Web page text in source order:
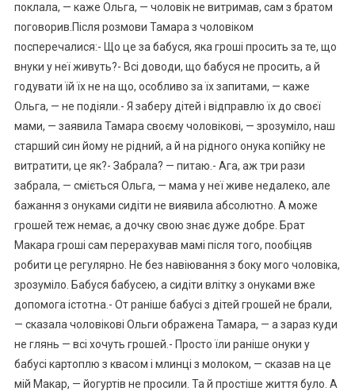
поклала, — каже Ольга, — чоловік не витримав, сам з братом
поговорив.Після розмови Тамара з чоловіком
посперечалися:- Що це за бабуся, яка гроші просить за те, що
внуки у неї живуть?- Всі доводи, що бабуся не просить, а й
годувати їй їх не на що, особливо за їх запитами, — каже
Ольга, — не подіяли.- Я заберу дітей і відправлю їх до своєї
мами, — заявила Тамара своєму чоловікові, — зрозуміло, наш
старший син йому не рідний, а й на рідного онука копійку не
витратити, це як?- Забрала? — питаю.- Ага, аж три рази
забрала, — сміється Ольга, — мама у неї живе недалеко, але
бажання з онуками сидіти не виявила абсолютно. А може
грошей теж немає, а дочку свою знає дуже добре. Брат
Макара гроші сам перерахував мамі після того, пообіцяв
робити це регулярно. Не без навіювання з боку мого чоловіка,
зрозуміло. Бабуся бабусею, а сидіти влітку з онуками вже
допомога істотна.- От раніше бабусі з дітей грошей не брали,
— сказала чоловікові Ольги ображена Тамара, — а зараз куди
не глянь — всі хочуть грошей.- Просто їли раніше онуки у
бабусі картоплю з квасом і млинці з молоком, — сказав на це
мій Макар, — йогуртів не просили. Та й простіше життя було. А